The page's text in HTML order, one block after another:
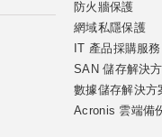
防火牆保護
網域私隱保護
IT 產品採購服務
SAN 儲存解決
數據儲存解決方
Acronis 雲端備